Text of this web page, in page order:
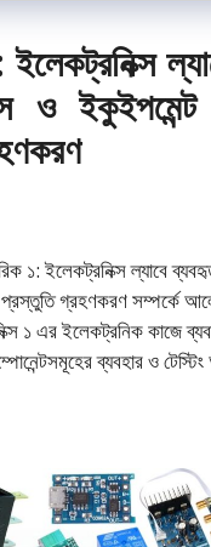
ইলেকট্রনিক্স
ও ইকুইপমেন্ট
১: ইলেকট্রনিক্স ল্যাবে
প্রস্তুতি গ্রহণকরণ সম্পর্কে
১ এর ইলেকট্রনিক কাজে
ব্যবহার ও